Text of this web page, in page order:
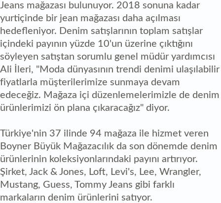
Jeans mağazası bulunuyor. 2018 sonuna kadar
yurtiçinde bir jean mağazası daha açılması
hedefleniyor. Denim satışlarının toplam satışlar
içindeki payının yüzde 10'un üzerine çıktığını
söyleyen satıştan sorumlu genel müdür yardımcısı
Ali İleri, "Moda dünyasının trendi denimi ulaşılabilir
fiyatlarla müşterilerimize sunmaya devam
edeceğiz. Mağaza içi düzenlemelerimizle de denim
ürünlerimizi ön plana çıkaracağız" diyor.
Türkiye'nin 37 ilinde 94 mağaza ile hizmet veren
Boyner Büyük Mağazacılık da son dönemde denim
ürünlerinin koleksiyonlarındaki payını artırıyor.
Şirket, Jack & Jones, Loft, Levi's, Lee, Wrangler,
Mustang, Guess, Tommy Jeans gibi farklı
markaların denim ürünlerini satıyor.